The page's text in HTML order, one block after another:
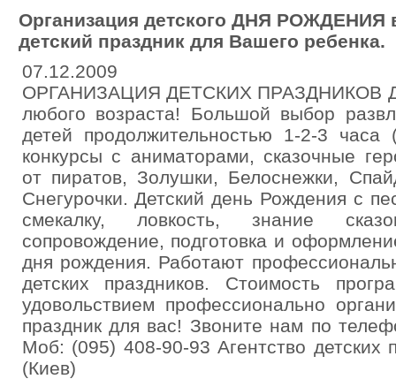
Организация детского ДНЯ РОЖДЕНИЯ
детский праздник для Вашего ребенка.
07.12.2009
ОРГАНИЗАЦИЯ ДЕТСКИХ ПРАЗДНИКОВ
любого возраста! Большой выбор
детей продолжительностью 1-2-3
конкурсы с аниматорами, сказочные
от пиратов, Золушки, Белоснежки,
Снегурочки. Детский день Рождения с
смекалку, ловкость, знание
сопровождение, подготовка и
дня рождения. Работают
детских праздников. Стоимость
удовольствием профессионально
праздник для вас! Звоните нам по
Моб: (095) 408-90-93 Агентство
(Киев)